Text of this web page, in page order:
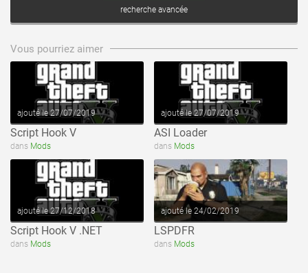
recherche avancée
Vous pourriez aimer
ajouté le 27/07/2019
Script Hook V
dans Mods
ajouté le 27/07/2019
ASI Loader
dans Mods
voir ce fichier
ajouté le 27/12/2018
Script Hook V .NET
dans Mods
voir ce fichier
ajouté le 24/02/2019
LSPDFR
dans Mods